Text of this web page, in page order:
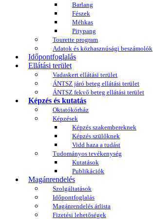
Barlang
Fészek
Méhkas
Pitypang
Tourette program
Adatok és közhasznúsági beszámolók
Időpontfoglalás
Ellátási terület
Vadaskert ellátási terület
ÁNTSZ járó beteg ellátási terület
ÁNTSZ fekvő beteg ellátási terület
Képzés és kutatás
Oktatókórház
Képzések
Képzés szakembereknek
Képzés szülőknek
Vidd haza a tudást
Tudományos tevékenység
Kutatások
Publikációk
Magánrendelés
Szolgáltatások
Időpontfoglalás
Magánrendelés árlista
Fizetési lehetőségek